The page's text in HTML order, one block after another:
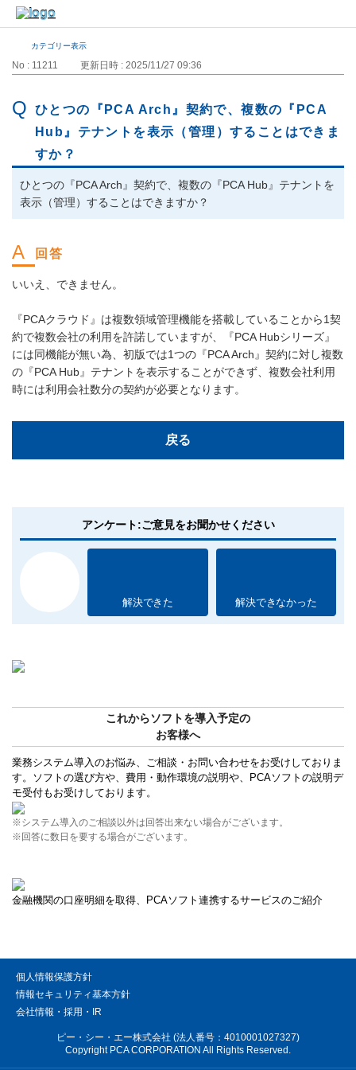
カテゴリー表示
No : 11211 更新日時 : 2025/11/27 09:36
ひとつの『PCA Arch』契約で、複数の『PCA
Hub』テナントを表示（管理）することはできま
すか？
ひとつの『PCA Arch』契約で、複数の『PCA Hub』テナントを
表示（管理）することはできますか？
いいえ、できません。
『PCAクラウド』は複数領域管理機能を搭載していることから1契
約で複数会社の利用を許諾していますが、『PCA Hubシリーズ』
には同機能が無い為、初版では1つの『PCA Arch』契約に対し複数
の『PCA Hub』テナントを表示することができず、複数会社利用
時には利用会社数分の契約が必要となります。
戻る
アンケート:ご意見をお聞かせください
解決できた 解決できなかった
これからソフトを導入予定の
お客様へ
業務システム導入のお悩み、ご相談・お問い合わせをお受けしておりま
す。ソフトの選び方や、費用・動作環境の説明や、PCAソフトの説明デ
モ受付もお受けしております。
※システム導入のご相談以外は回答出来ない場合がございます。
※回答に数日を要する場合がございます。
金融機関の口座明細を取得、PCAソフト連携するサービスのご紹介
個人情報保護方針
情報セキュリティ基本方針
会社情報・採用・IR
ピー・シー・エー株式会社 (法人番号：4010001027327)
Copyright PCA CORPORATION All Rights Reserved.